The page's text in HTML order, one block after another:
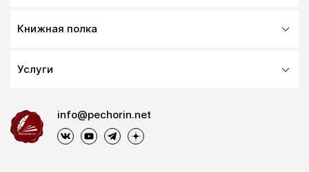
Книжная полка
Услуги
info@pechorin.net